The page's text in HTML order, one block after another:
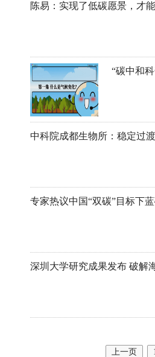
陈易：实现了低碳愿景，才
“碳中和
中科院成都生物所：稳定过
专家热议中国“双碳”目标下
深圳大学研究成果发布 破解
上一页